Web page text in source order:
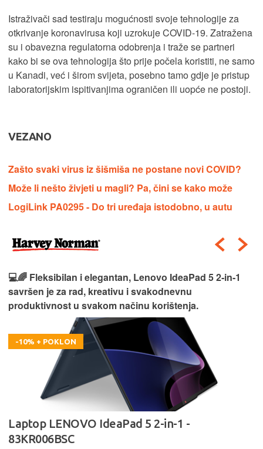
Istraživači sad testiraju mogućnosti svoje tehnologije za
otkrivanje koronavirusa koji uzrokuje COVID-19. Zatražena
su i obavezna regulatorna odobrenja i traže se partneri
kako bi se ova tehnologija što prije počela koristiti, ne samo
u Kanadi, već i širom svijeta, posebno tamo gdje je pristup
laboratorijskim ispitivanjima ograničen ili uopće ne postoji.
VEZANO
Zašto svaki virus iz šišmiša ne postane novi COVID?
Može li nešto živjeti u magli? Pa, čini se kako može
LogiLink PA0295 - Do tri uređaja istodobno, u autu
💻🌈 Fleksibilan i elegantan, Lenovo IdeaPad 5 2‑in‑1
savršen je za rad, kreativu i svakodnevnu
produktivnost u svakom načinu korištenja.
-10% + POKLON
Laptop LENOVO IdeaPad 5 2-in-1 -
83KR006BSC